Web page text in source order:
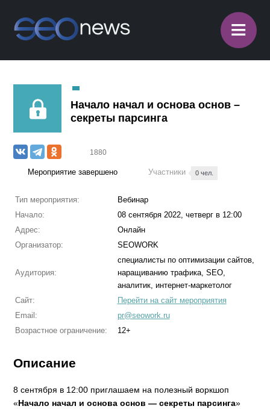
≡
Начало начал и основа основ –
секреты парсинга
1880
Мероприятие завершено Участники 0 чел.
Тип мероприятия:
Вебинар
Начало:
08 сентября 2022, четверг в 12:00
Адрес:
Онлайн
Организатор:
SEOWORK
Аудитория:
специалисты по оптимизации сайтов,
наращиванию трафика, SEO,
аналитик, интернет-маркетолог
Сайт:
Перейти на сайт мероприятия
Email:
pr@seowork.ru
Возрастное ограничение:
12+
Описание
8 сентября в 12:00 приглашаем на полезный воркшоп
«Начало начал и основа основ — секреты парсинга»